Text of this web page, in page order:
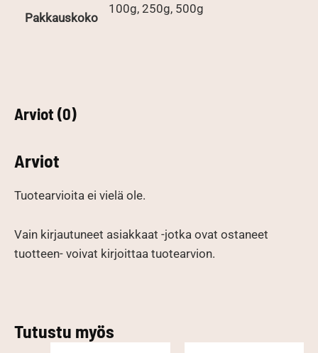
Pakkauskoko
100g, 250g, 500g
Arviot (0)
Arviot
Tuotearvioita ei vielä ole.
Vain kirjautuneet asiakkaat -jotka ovat ostaneet
tuotteen- voivat kirjoittaa tuotearvion.
Tutustu myös